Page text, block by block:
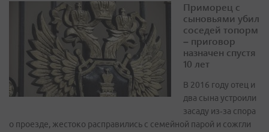
Приморец с
сыновьями убил
соседей топорм
– приговор
назначен спустя
10 лет
В 2016 году отец и
два сына устроили
засаду из‑за спора
о проезде, жестоко расправились с семейной парой и сожгли